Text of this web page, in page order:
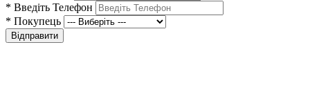
* Введіть Телефон
* Покупець
Відправити